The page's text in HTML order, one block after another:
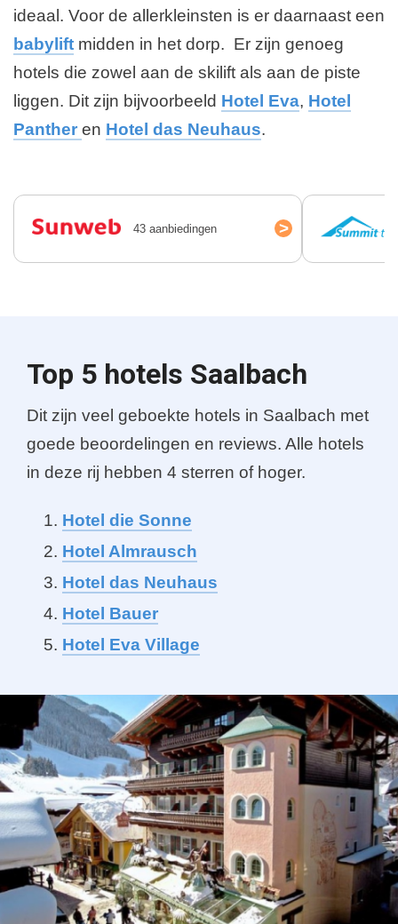
n
a
ideaal. Voor de allerkleinsten is er daarnaast een
babylift midden in het dorp. Er zijn genoeg
hotels die zowel aan de skilift als aan de piste
liggen. Dit zijn bijvoorbeeld Hotel Eva, Hotel
Panther en Hotel das Neuhaus.
43 aanbiedingen >
Top 5 hotels Saalbach
Dit zijn veel geboekte hotels in Saalbach met
goede beoordelingen en reviews. Alle hotels
in deze rij hebben 4 sterren of hoger.
Hotel die Sonne
Hotel Almrausch
Hotel das Neuhaus
Hotel Bauer
Hotel Eva Village